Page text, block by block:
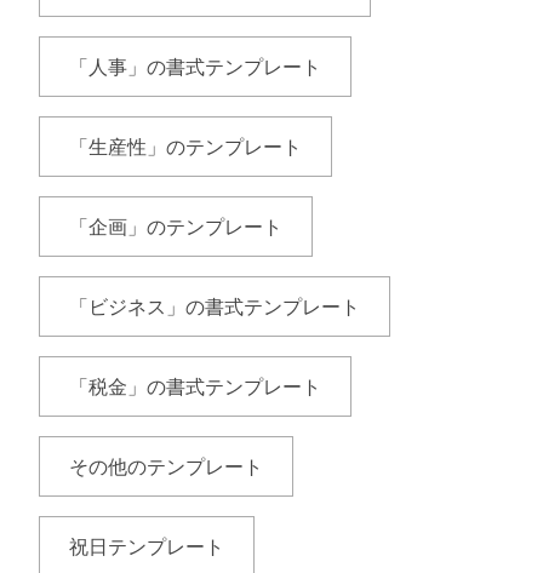
「人事」の書式テンプレート
「生産性」のテンプレート
「企画」のテンプレート
「ビジネス」の書式テンプレート
「税金」の書式テンプレート
その他のテンプレート
祝日テンプレート